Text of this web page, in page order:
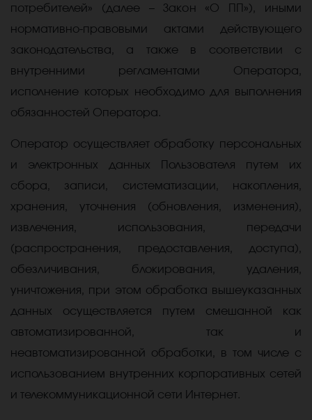
потребителей» (далее – Закон «О ПП»), иными
нормативно-правовыми актами действующего
законодательства, а также в соответствии с
внутренними регламентами Оператора,
исполнение которых необходимо для выполнения
обязанностей Оператора.
Оператор осуществляет обработку персональных
и электронных данных Пользователя путем их
сбора, записи, систематизации, накопления,
хранения, уточнения (обновления, изменения),
извлечения, использования, передачи
(распространения, предоставления, доступа),
обезличивания, блокирования, удаления,
уничтожения, при этом обработка вышеуказанных
данных осуществляется путем смешанной как
автоматизированной, так и
неавтоматизированной обработки, в том числе с
использованием внутренних корпоративных сетей
и телекоммуникационной сети Интернет.